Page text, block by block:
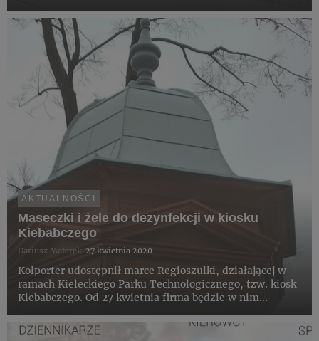
AKTUALNOŚCI
Maseczki i żele do dezynfekcji w kiosku
Kiebabczego
Dariusz Materek 27 kwietnia 2020
Kolporter udostępnił marce Regioszulki, działającej w
ramach Kieleckiego Parku Technologicznego, tzw. kiosk
Kiebabczego. Od 27 kwietnia firma będzie w nim
płyny do dezynfekcji.